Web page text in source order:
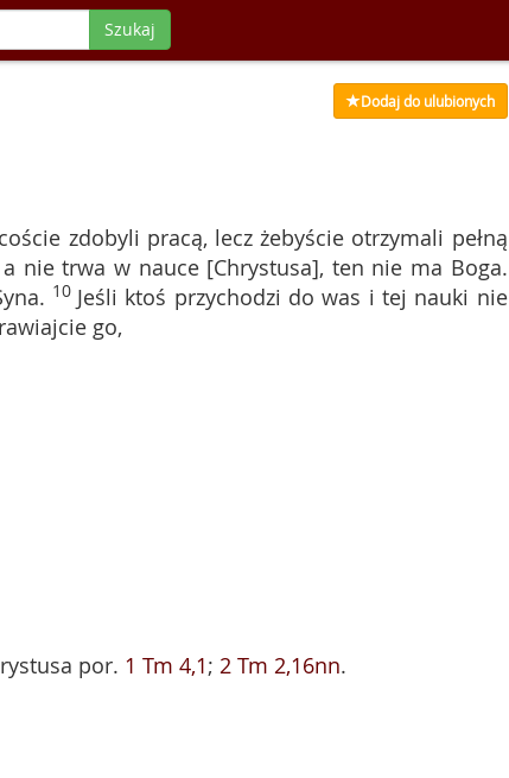
Szukaj
Dodaj do ulubionych
zdobyli pracą, lecz żebyście otrzymali pełną
nie trwa w nauce [Chrystusa], ten nie ma Boga.
10 Jeśli ktoś przychodzi do was i tej nauki nie
go,
por. 1 Tm 4,1; 2 Tm 2,16nn.